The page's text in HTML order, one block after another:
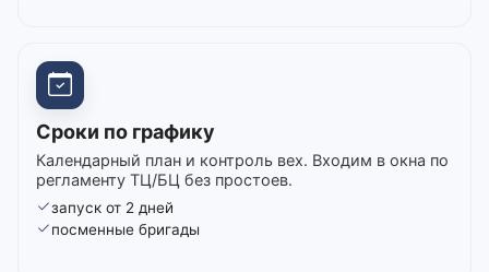
Сроки по графику
Календарный план и контроль вех. Входим в окна по
регламенту ТЦ/БЦ без простоев.
запуск от 2 дней
посменные бригады